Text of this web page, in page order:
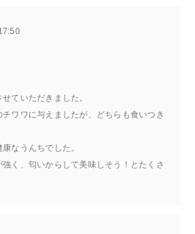
ていただきました。
ワワに与えましたが、どちらも食いつき
なうんちでした。
く、匂いからして美味しそう！とたくさ